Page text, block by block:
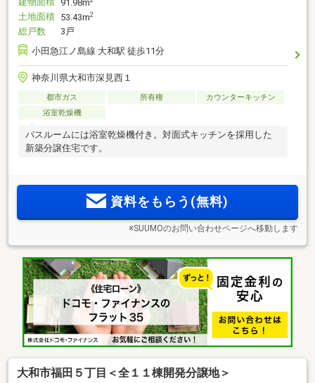
91.98m
土地面積 53.43m2
総戸数
3戸
小田急江ノ島線 大和駅 徒歩11分
神奈川県大和市深見西１
都市ガス 所有権
カウンターキッチン
浴室乾燥機
バスルームには浴室乾燥機付き。対面式キッチンを採用した
新築分譲住宅です。
資料をもらう(無料)
※SUUMOのお問い合わせページへ移動します
大和市福田５丁目＜全１１棟開発分譲地＞